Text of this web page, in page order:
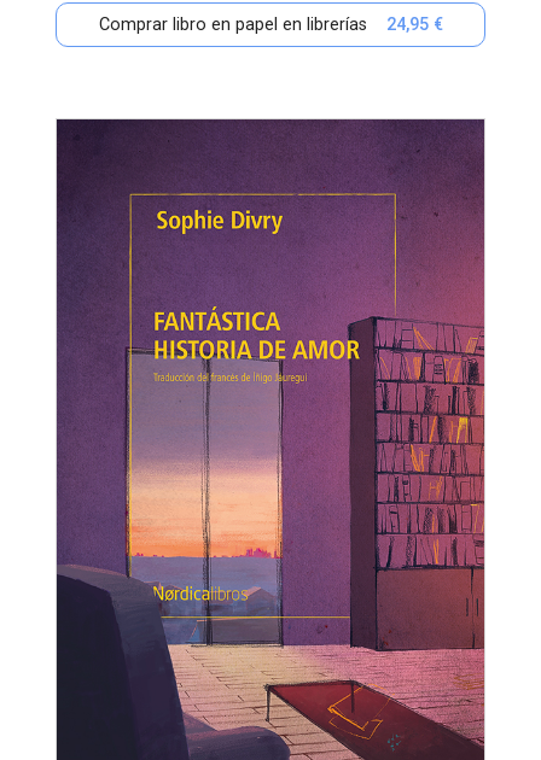
Comprar libro en papel en librerías 24,95 €